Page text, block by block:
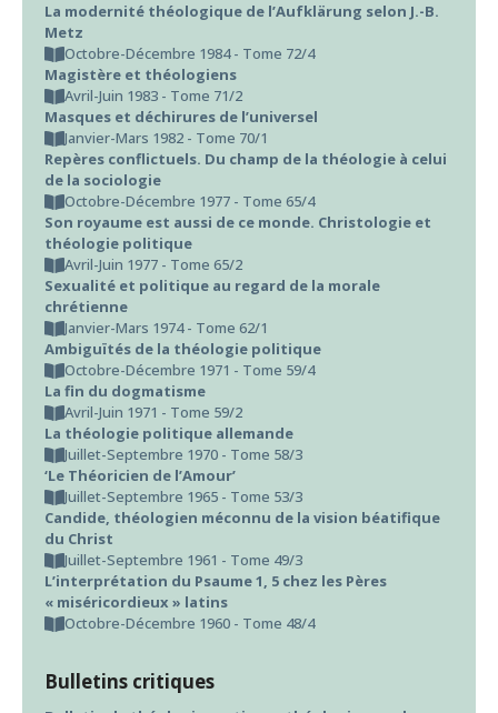
La modernité théologique de l’Aufklärung selon J.-B.
Metz
Octobre-Décembre 1984 - Tome 72/4
Magistère et théologiens
Avril-Juin 1983 - Tome 71/2
Masques et déchirures de l’universel
Janvier-Mars 1982 - Tome 70/1
Repères conflictuels. Du champ de la théologie à celui
de la sociologie
Octobre-Décembre 1977 - Tome 65/4
Son royaume est aussi de ce monde. Christologie et
théologie politique
Avril-Juin 1977 - Tome 65/2
Sexualité et politique au regard de la morale
chrétienne
Janvier-Mars 1974 - Tome 62/1
Ambiguïtés de la théologie politique
Octobre-Décembre 1971 - Tome 59/4
La fin du dogmatisme
Avril-Juin 1971 - Tome 59/2
La théologie politique allemande
Juillet-Septembre 1970 - Tome 58/3
‘Le Théoricien de l’Amour’
Juillet-Septembre 1965 - Tome 53/3
Candide, théologien méconnu de la vision béatifique
du Christ
Juillet-Septembre 1961 - Tome 49/3
L’interprétation du Psaume 1, 5 chez les Pères
« miséricordieux » latins
Octobre-Décembre 1960 - Tome 48/4
Bulletins critiques